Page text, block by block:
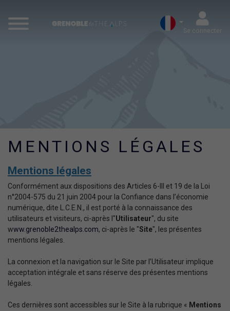
Se connecter
MENTIONS LÉGALES
Mentions légales
Conformément aux dispositions des Articles 6-III et 19 de la Loi
n°2004-575 du 21 juin 2004 pour la Confiance dans l’économie
numérique, dite L.C.E.N., il est porté à la connaissance des
utilisateurs et visiteurs, ci-après l"Utilisateur", du site
www.grenoble2thealps.com, ci-après le "Site", les présentes
mentions légales.
La connexion et la navigation sur le Site par l’Utilisateur implique
acceptation intégrale et sans réserve des présentes mentions
légales.
Ces dernières sont accessibles sur le Site à la rubrique « Mentions